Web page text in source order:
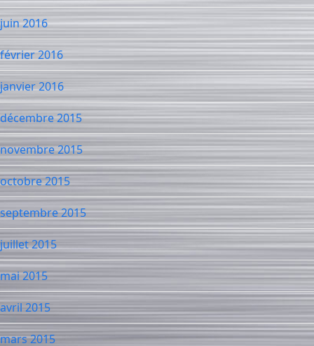
juin 2016
février 2016
janvier 2016
décembre 2015
novembre 2015
octobre 2015
septembre 2015
juillet 2015
mai 2015
avril 2015
mars 2015